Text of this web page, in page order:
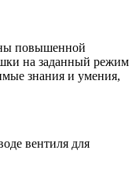
повышенной
на заданный режим
знания и умения,
вентиля для